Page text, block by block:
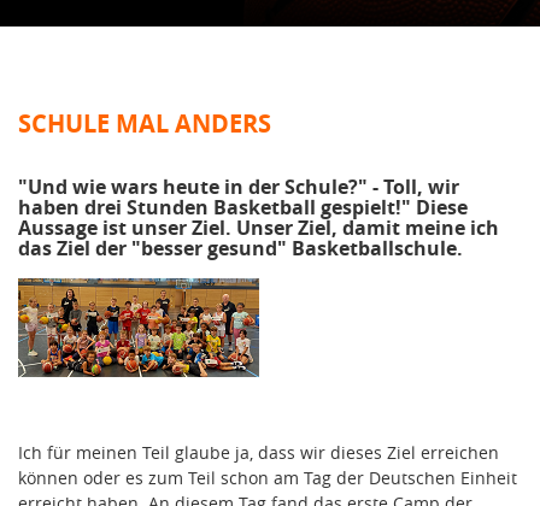
SCHULE MAL ANDERS
"Und wie wars heute in der Schule?" - Toll, wir
haben drei Stunden Basketball gespielt!" Diese
Aussage ist unser Ziel. Unser Ziel, damit meine ich
das Ziel der "besser gesund" Basketballschule.
Ich für meinen Teil glaube ja, dass wir dieses Ziel erreichen
können oder es zum Teil schon am Tag der Deutschen Einheit